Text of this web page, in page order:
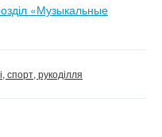
«Музыкальные
спорт, рукоділля